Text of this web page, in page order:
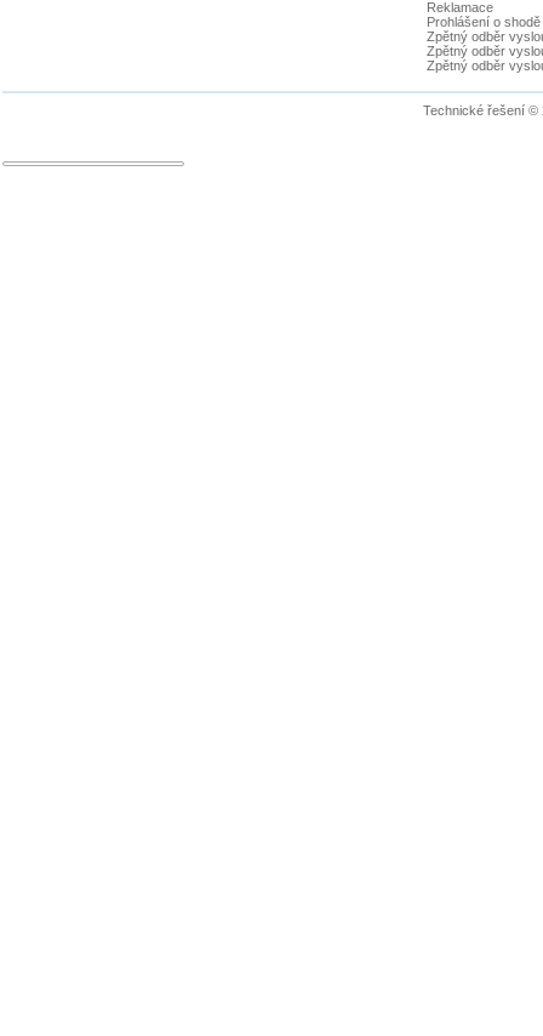
Reklamace
Prohlášení o shodě
Zpětný odběr
Zpětný odběr
Zpětný odběr
Technické řešení ©